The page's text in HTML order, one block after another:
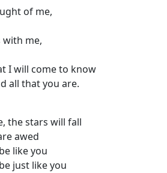
of me,
with me,
I will come to know
all that you are.
the stars will fall
awed
like you
just like you